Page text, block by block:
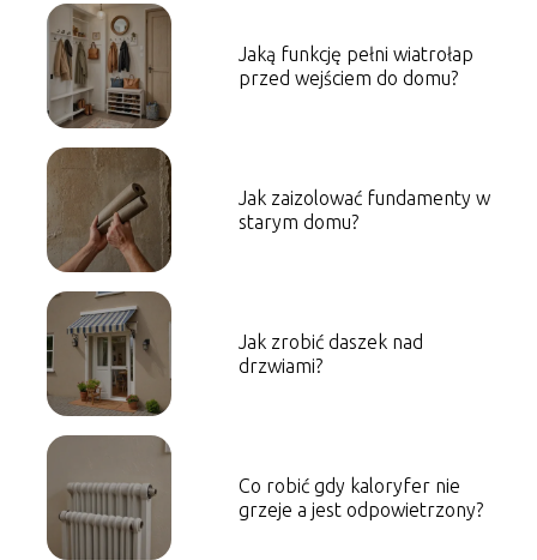
Jaką funkcję pełni wiatrołap
przed wejściem do domu?
Jak zaizolować fundamenty w
starym domu?
Jak zrobić daszek nad
drzwiami?
Co robić gdy kaloryfer nie
grzeje a jest odpowietrzony?